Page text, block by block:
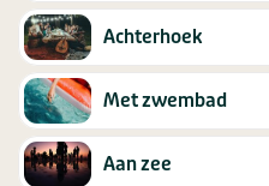
Achterhoek
Met zwembad
Aan zee